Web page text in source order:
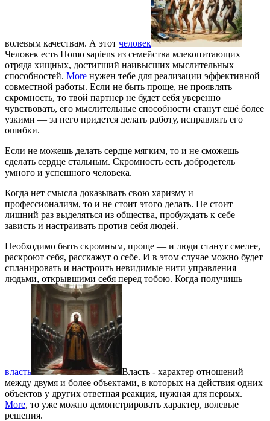
волевым качествам. А этот человек
Человек есть Homo sapiens из семейства млекопитающих
отряда хищных, достигший наивысших мыслительных
способностей. More нужен тебе для реализации эффективной
совместной работы. Если не быть проще, не проявлять
скромность, то твой партнер не будет себя уверенно
чувствовать, его мыслительные способности станут ещё более
узкими — за него придется делать работу, исправлять его
ошибки.
Если не можешь делать сердце мягким, то и не сможешь
сделать сердце стальным. Скромность есть добродетель
умного и успешного человека.
Когда нет смысла доказывать свою харизму и
профессионализм, то и не стоит этого делать. Не стоит
лишний раз выделяться из общества, пробуждать к себе
зависть и настраивать против себя людей.
Необходимо быть скромным, проще — и люди станут смелее,
раскроют себя, расскажут о себе. И в этом случае можно будет
спланировать и настроить невидимые нити управления
людьми, открывшими себя перед тобою. Когда получишь
власть
Власть - характер отношений
между двумя и более объектами, в которых на действия одних
объектов у других ответная реакция, нужная для первых.
More, то уже можно демонстрировать характер, волевые
решения.